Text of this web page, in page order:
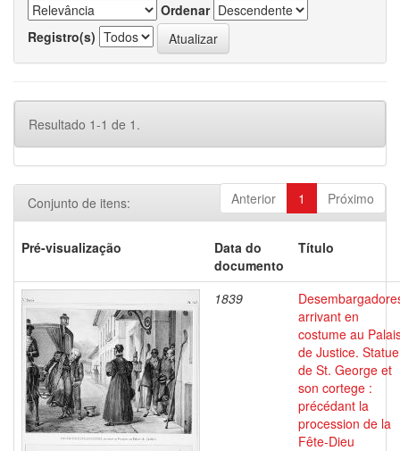
Ordenar
Registro(s)
Resultado 1-1 de 1.
Anterior 1 Próximo
Conjunto de itens:
Pré-visualização
Data do
documento
Título
1839
arrivant en
costume au
de Justice. Statue
de St. George et
son cortege :
précédant la
procession de la
Fête-Dieu